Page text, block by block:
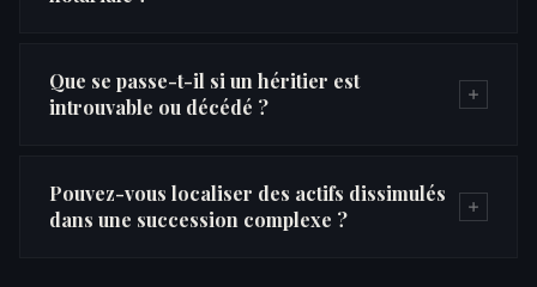
Que se passe-t-il si un héritier est
introuvable ou décédé ?
Pouvez-vous localiser des actifs dissimulés
dans une succession complexe ?